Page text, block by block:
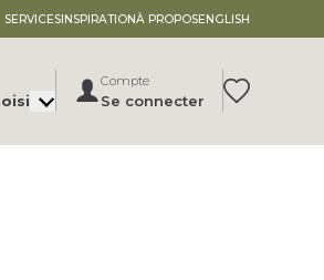
SERVICESINSPIRATIONÀ PROPOSENGLISH
Modifier le magasin
Compte
Se connecter